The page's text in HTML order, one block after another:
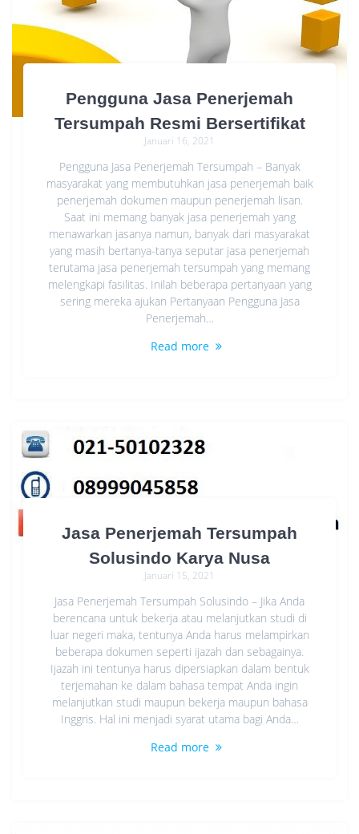
Pengguna Jasa Penerjemah
Tersumpah Resmi Bersertifikat
Januari 16, 2021
Pengguna Jasa Penerjemah Tersumpah – Banyak
masyarakat yang membutuhkan jasa penerjemah baik
penerjemah dokumen maupun penerjemah lisan.
Saat ini memang banyak jasa penerjemah yang
menawarkan jasanya namun, banyak dari masyarakat
yang masih bertanya-tanya seputar jasa penerjemah
terutama jasa penerjemah tersumpah yang memang
melengkapi fasilitas. Inilah beberapa pertanyaan yang
sering mereka ajukan Pertanyaan Pengguna Jasa
Penerjemah…
Read more
Jasa Penerjemah Tersumpah
Solusindo Karya Nusa
Januari 15, 2021
Jasa Penerjemah Tersumpah Solusindo – Jika Anda
berencana untuk bekerja atau melanjutkan studi di
luar negeri maka, tentunya Anda harus melampirkan
beberapa dokumen seperti ijazah dan sebagainya.
Ijazah ini tentunya harus dipersiapkan dalam bentuk
terjemahan ke dalam bahasa tempat Anda ingin
melanjutkan studi maupun bekerja maupun bahasa
Inggris. Hal ini menjadi syarat utama bagi Anda…
Read more